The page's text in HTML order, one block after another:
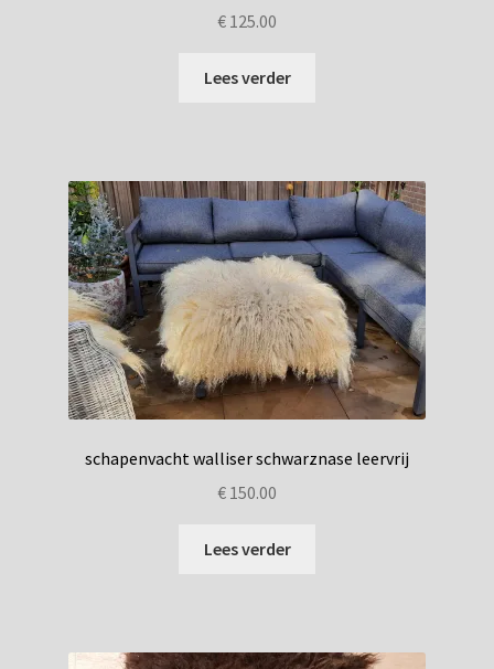
€ 125.00
Lees verder
schapenvacht walliser schwarznase leervrij
€ 150.00
Lees verder